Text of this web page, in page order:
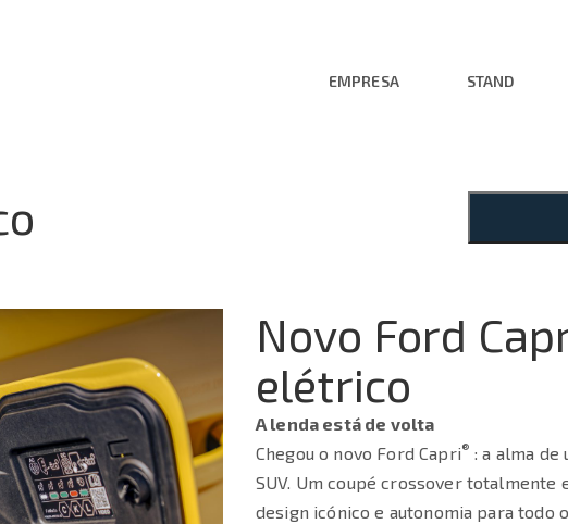
EMPRESA STAND
Novo Ford
elétrico
A lenda está de volta
Chegou o novo Ford Capri® : a alma
SUV. Um coupé crossover totalmente
design icónico e autonomia para todo